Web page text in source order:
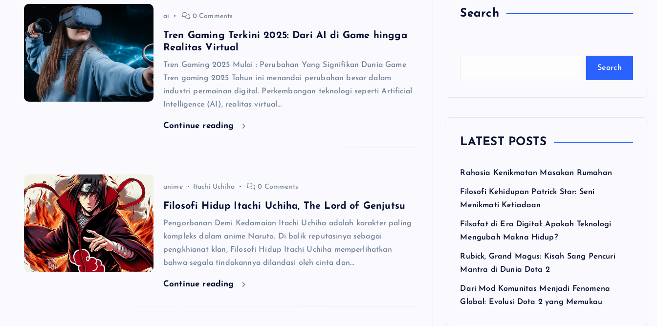
ai 0 Comments
Tren Gaming Terkini 2025: Dari AI di Game hingga
Realitas Virtual
Tren Gaming 2025 Mulai : Perubahan Yang Signifikan Dunia Game
Tren gaming 2025 Tahun ini menandai perubahan besar dalam
industri permainan digital. Perkembangan teknologi seperti Artificial
Intelligence (AI), realitas virtual…
Continue reading
anime Itachi Uchiha 0 Comments
Filosofi Hidup Itachi Uchiha, The Lord of Genjutsu
Pengorbanan Demi Kedamaian Itachi Uchiha adalah karakter paling
kompleks dalam anime Naruto. Di balik reputasinya sebagai
pengkhianat klan, Filosofi Hidup Itachi Uchiha memperlihatkan
bahwa segala tindakannya dilandasi oleh cinta dan…
Continue reading
Search
C
Search
LATEST POSTS
Rahasia Kenikmatan Masakan Rumahan
Filosofi Kehidupan Patrick Star: Seni
Menikmati Ketiadaan
Filsafat di Era Digital: Apakah Teknologi
Mengubah Makna Hidup?
Rubick, Grand Magus: Kisah Sang Pencuri
Mantra di Dunia Dota 2
Dari Mod Komunitas Menjadi Fenomena
Global: Evolusi Dota 2 yang Memukau